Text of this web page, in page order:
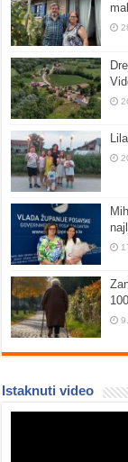
Istaknuti video